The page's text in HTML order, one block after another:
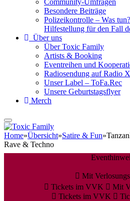
Community-Umfragen
Besondere Beiträge
Polizeikontrolle – Was
Hilfestellung für den Fall
Über uns
Über Toxic Family
Artists & Booking
Eventreihen und
Radiosendung auf Radio X
Unser Label – ToFa.Rec
Unsere Geburtstagsflyer
Merch
Home»Übersicht»Satire & Fun»
Rave & Techno
Mit
Tickets im VVK
Mit
Tickets im VVK